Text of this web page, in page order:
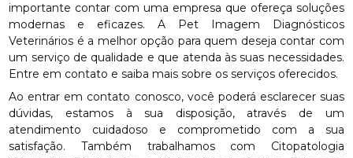
importante contar com uma empresa que ofereça soluções
modernas e eficazes. A Pet Imagem Diagnósticos
Veterinários é a melhor opção para quem deseja contar com
um serviço de qualidade e que atenda às suas necessidades.
Entre em contato e saiba mais sobre os serviços oferecidos.
Ao entrar em contato conosco, você poderá esclarecer suas
dúvidas, estamos à sua disposição, através de um
atendimento cuidadoso e comprometido com a sua
satisfação. Também trabalhamos com Citopatologia